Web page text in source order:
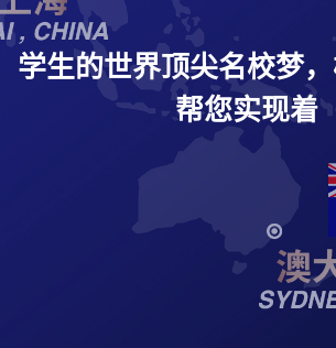
学生的世界顶尖名校梦
帮您实现着